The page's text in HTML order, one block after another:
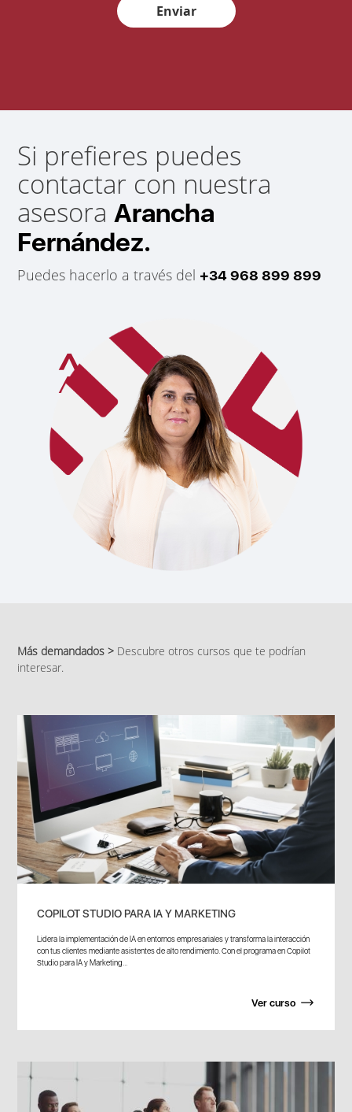
Enviar
Si prefieres puedes
contactar con nuestra
asesoraArancha
Fernández.
Puedes hacerlo a través del +34 968 899 899
Más demandados > Descubre otros cursos que te podrían
interesar.
COPILOT STUDIO PARA IA Y MARKETING
Lidera la implementación de IA en entornos empresariales y transforma la interacción
con tus clientes mediante asistentes de alto rendimiento. Con el programa en Copilot
Studio para IA y Marketing...
Ver curso